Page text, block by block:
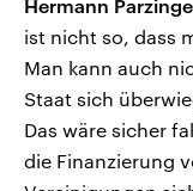
Hermann
ist nicht so, dass
Man kann auch
Staat sich
Das wäre sicher
die Finanzierung